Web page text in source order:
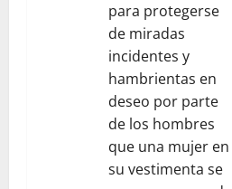
para protegerse
de miradas
incidentes y
hambrientas en
deseo por parte
de los hombres
que una mujer en
su vestimenta se